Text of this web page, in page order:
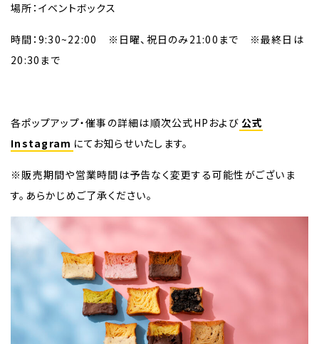
場所：イベントボックス
時間：9:30~22:00 ※日曜、祝日のみ21:00まで ※最終日は
20:30まで
各ポップアップ・催事の詳細は順次公式HPおよび 公式
Instagram にてお知らせいたします。
※販売期間や営業時間は予告なく変更する可能性がございま
す。あらかじめご了承ください。